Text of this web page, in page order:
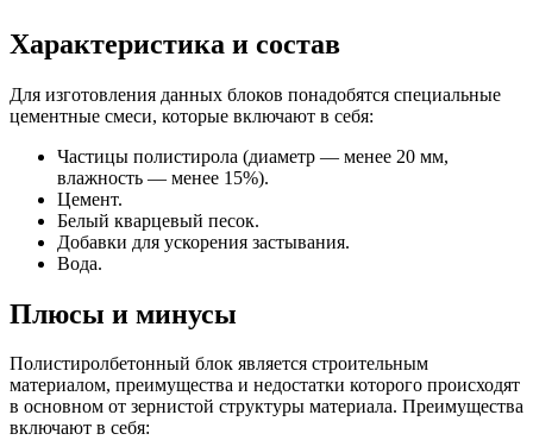
Характеристика и состав
Для изготовления данных блоков понадобятся специальные
цементные смеси, которые включают в себя:
Частицы полистирола (диаметр — менее 20 мм,
влажность — менее 15%).
Цемент.
Белый кварцевый песок.
Добавки для ускорения застывания.
Вода.
Плюсы и минусы
Полистиролбетонный блок является строительным
материалом, преимущества и недостатки которого происходят
в основном от зернистой структуры материала. Преимущества
включают в себя: